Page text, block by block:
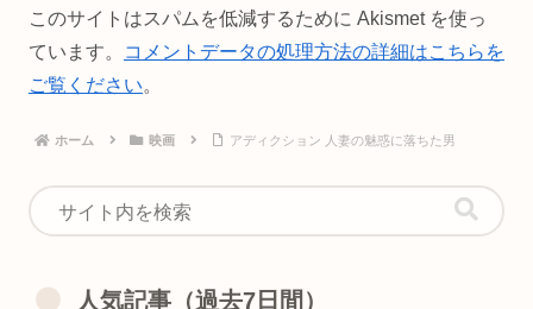
このサイトはスパムを低減するために Akismet を使っ
ています。
コメントデータの処理方法の詳細はこちらを
ご覧ください。
ホーム 映画 アディクション 人妻の魅惑に落ちた男
人気記事（過去7日間）